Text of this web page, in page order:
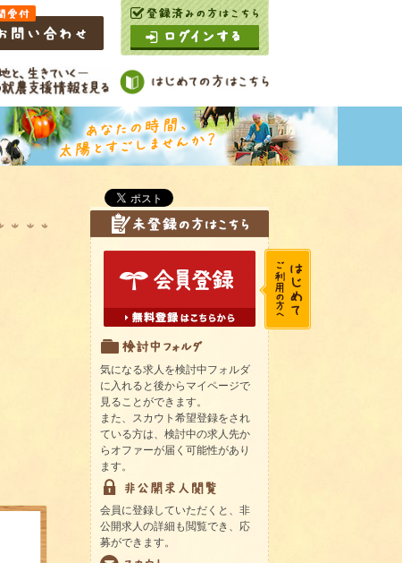
気になる求人を検討中フォルダ
に入れると後からマイページで
見ることができます。
また、スカウト希望登録をされ
ている方は、検討中の求人先か
らオファーが届く可能性があり
ます。
会員に登録していただくと、非
公開求人の詳細も閲覧でき、応
募ができます。